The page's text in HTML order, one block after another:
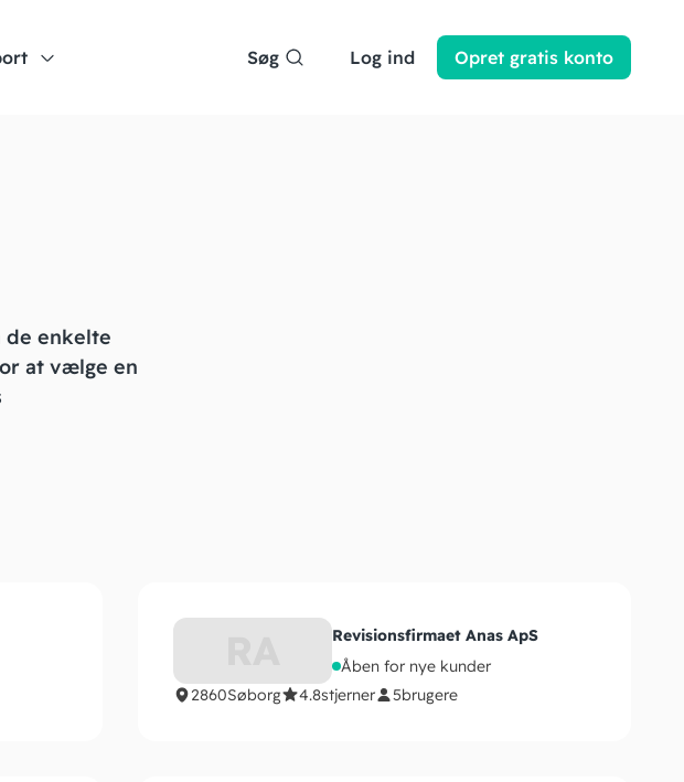
Søg Log ind Opret gratis konto
de enkelte
at vælge en
Revisionsfirmaet Anas ApS
Åben for nye kunder
2860Søborg 4.8stjerner 5brugere